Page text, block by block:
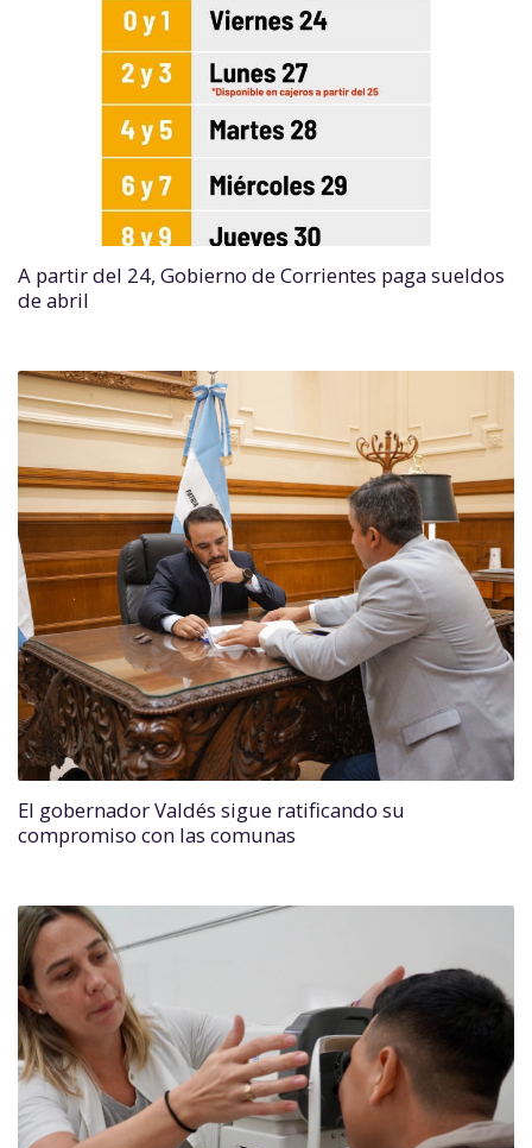
A partir del 24, Gobierno de Corrientes paga sueldos
de abril
El gobernador Valdés sigue ratificando su
compromiso con las comunas